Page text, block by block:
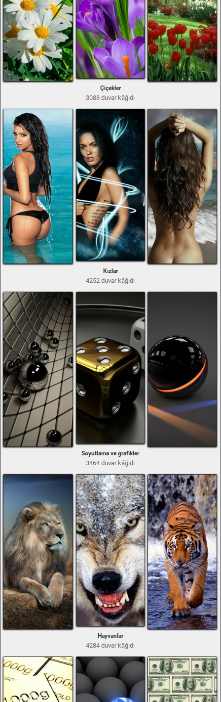
Çiçekler
3088 duvar kâğıdı
Kızlar
4252 duvar kâğıdı
Soyutlama ve grafikler
3464 duvar kâğıdı
Hayvanlar
4284 duvar kâğıdı